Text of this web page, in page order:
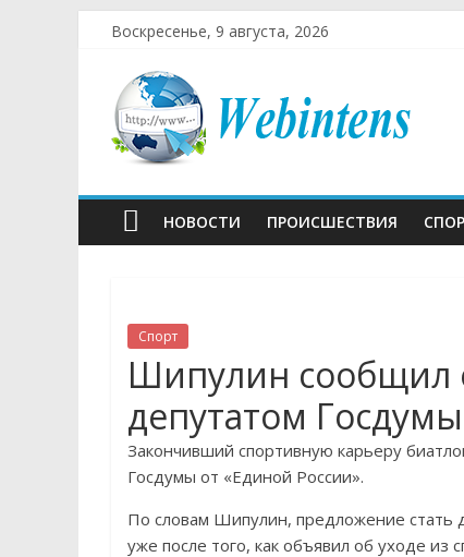
Воскресенье, 9 августа, 2026
НОВОСТИ ПРОИСШЕСТВИЯ
Спорт
Шипулин сообщил
депутатом Госдумы
Закончивший спортивную карьеру
Госдумы от «Единой России».
По словам Шипулин, предложение стать
уже после того, как объявил об уходе из